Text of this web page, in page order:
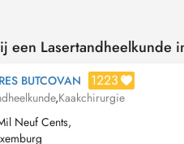
een Lasertandheelkunde
BUTCOVAN 1223
,Kaakchirurgie
Neuf Cents,